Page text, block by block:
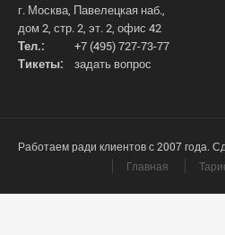
г. Москва, Павелецкая наб.,
дом 2, стр. 2, эт. 2, офис 42
Тел.:
+7 (495) 727-73-77
Тикеты:
задать вопрос
Работаем ради клиентов с 2007 года.
Главная